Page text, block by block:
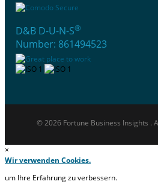
D&B D-U-N-S®
Number: 861494523
© 2026 Fortune Business Insights .
×
Wir verwenden Cookies.
um Ihre Erfahrung zu verbessern.